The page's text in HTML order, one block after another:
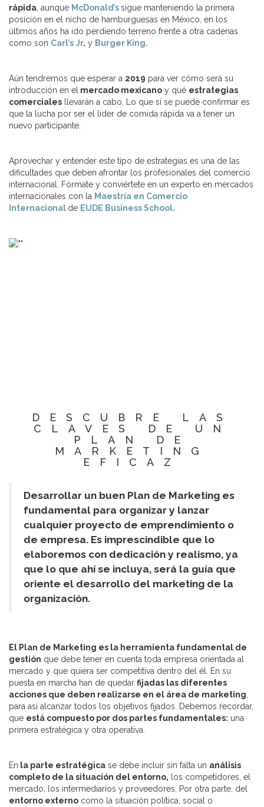
rápida , aunque McDonald’ssigue manteniendo la primera
posición en el nicho de hamburguesas en México, en los
últimos años ha ido perdiendo terreno frente a otra cadenas
como son Carl’s Jr. y Burger King.
Aún tendremos que esperar a 2019 para ver cómo será su
introducción en el mercado mexicano y qué estrategias
comerciales llevarán a cabo. Lo que sí se puede confirmar es
que la lucha por ser el líder de comida rápida va a tener un
nuevo participante.
Aprovechar y entender este tipo de estrategias es una de las
dificultades que deben afrontar los profesionales del comercio
internacional. Fórmate y conviértete en un experto en mercados
internacionales con la Maestría en Comercio
Internacional de EUDE Business School.
DESCUBRE LAS
CLAVES DE UN
PLAN DE
MARKETING
EFICAZ
Desarrollar un buen Plan de Marketing es
fundamental para organizar y lanzar
cualquier proyecto de emprendimiento o
de empresa. Es imprescindible que lo
elaboremos con dedicación y realismo, ya
que lo que ahí se incluya, será la guía que
oriente el desarrollo del marketing de la
organización.
El Plan de Marketing es la herramienta fundamental de
gestión que debe tener en cuenta toda empresa orientada al
mercado y que quiera ser competitiva dentro del él. En su
puesta en marcha han de quedar fijadas las diferentes
acciones que deben realizarse en el área de marketing,
para así alcanzar todos los objetivos fijados. Debemos recordar,
que está compuesto por dos partes fundamentales: una
primera estratégica y otra operativa.
En la parte estratégica se debe incluir sin falta un análisis
completo de la situación del entorno, los competidores, el
mercado, los intermediarios y proveedores. Por otra parte, del
entorno externo como la situación política, social o